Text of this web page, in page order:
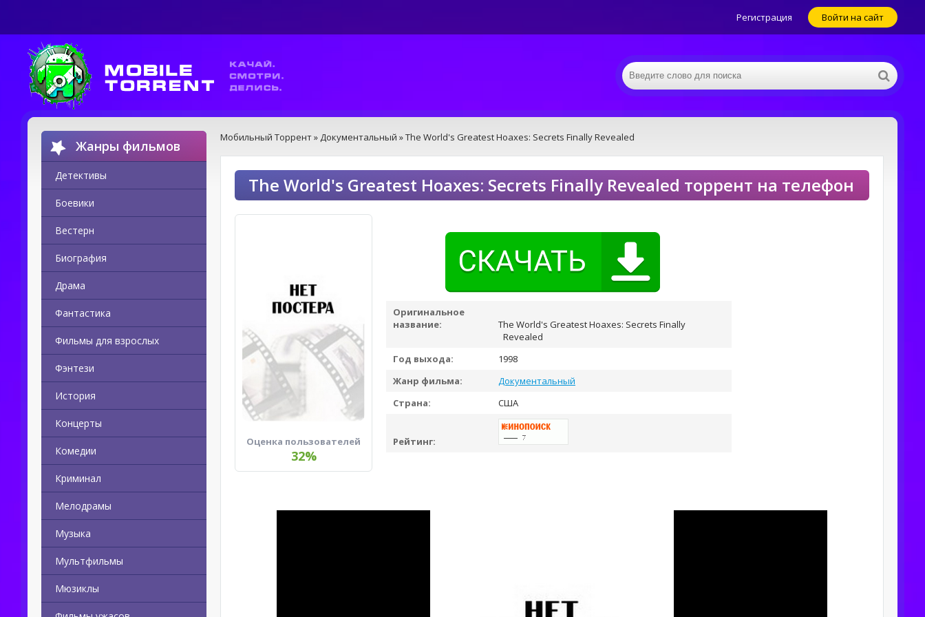
Регистрация Войти на сайт
Жанры фильмов
Детективы
Боевики
Вестерн
Биография
Драма
Фантастика
Фильмы для взрослых
Фэнтези
История
Концерты
Комедии
Криминал
Мелодрамы
Музыка
Мультфильмы
Мюзиклы
Мобильный Торрент» Документальный » The World's Greatest Hoaxes: Secrets Finally Revealed
The World's Greatest Hoaxes: Secrets Finally Revealed торрент на телефон
Оценка пользователей
32%
Оригинальное
название:
The World's Greatest Hoaxes: Secrets Finally
Revealed
Год выхода:
1998
Жанр фильма:
Документальный
Страна:
США
Рейтинг: